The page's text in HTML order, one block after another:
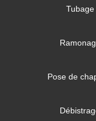
Pose de